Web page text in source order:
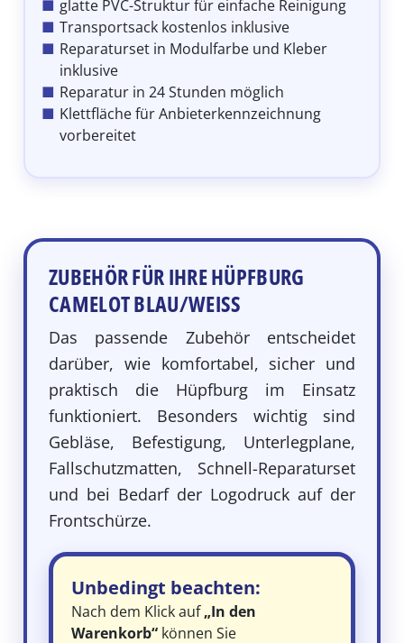
glatte PVC-Struktur für einfache Reinigung
Transportsack kostenlos inklusive
Reparaturset in Modulfarbe und Kleber
inklusive
Reparatur in 24 Stunden möglich
Klettfläche für Anbieterkennzeichnung
vorbereitet
ZUBEHÖR FÜR IHRE HÜPFBURG
CAMELOT BLAU/WEISS
Das passende Zubehör entscheidet
darüber, wie komfortabel, sicher und
praktisch die Hüpfburg im Einsatz
funktioniert. Besonders wichtig sind
Gebläse, Befestigung, Unterlegplane,
Fallschutzmatten, Schnell-Reparaturset
und bei Bedarf der Logodruck auf der
Frontschürze.
Unbedingt beachten:
Nach dem Klick auf„In den
Warenkorb“ können Sie